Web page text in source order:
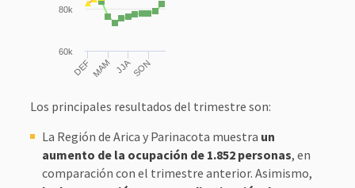
DEF JJA
MAM SON
80k
60k
Los principales resultados del trimestre son:
La Región de Arica y Parinacota muestra un
aumento de la ocupación de 1.852 personas, en
comparación con el trimestre anterior. Asimismo,